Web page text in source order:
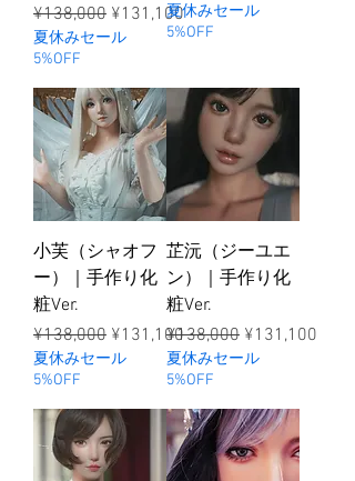
ราคาปกติ
¥138,000 ราคาขายลด
¥131,100
夏休みセール
5%OFF
夏休みセール
5%OFF
小芙（シャオフ
ー）｜手作り化
粧Ver.
ราคาปกติ
¥138,000 ราคาขายลด
¥131,100
夏休みセール
5%OFF
芷沅（ジーユエ
ン）｜手作り化
粧Ver.
ราคาปกติ
¥138,000 ราคาขายลด
¥131,100
夏休みセール
5%OFF